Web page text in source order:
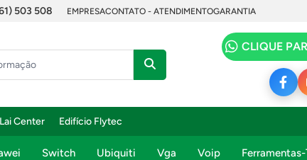
503 508 EMPRESACONTATO - ATENDIMENTOGARANTIA
CLIQUE
Center Edifício Flytec
Switch Ubiquiti Vga Voip